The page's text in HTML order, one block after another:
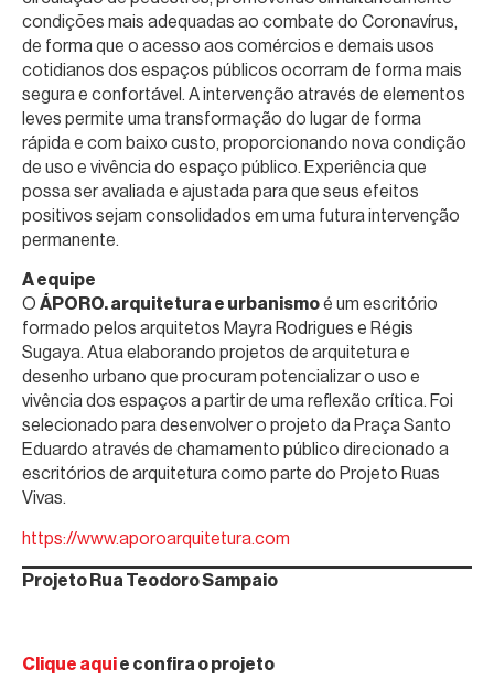
condições mais adequadas ao combate do Coronavírus,
de forma que o acesso aos comércios e demais usos
cotidianos dos espaços públicos ocorram de forma mais
segura e confortável. A intervenção através de elementos
leves permite uma transformação do lugar de forma
rápida e com baixo custo, proporcionando nova condição
de uso e vivência do espaço público. Experiência que
possa ser avaliada e ajustada para que seus efeitos
positivos sejam consolidados em uma futura intervenção
permanente.
A equipe
O ÁPORO. arquitetura e urbanismoé um escritório
formado pelos arquitetos Mayra Rodrigues e Régis
Sugaya. Atua elaborando projetos de arquitetura e
desenho urbano que procuram potencializar o uso e
vivência dos espaços a partir de uma reflexão crítica. Foi
selecionado para desenvolver o projeto da Praça Santo
Eduardo através de chamamento público direcionado a
escritórios de arquitetura como parte do Projeto Ruas
Vivas.
https://www.aporoarquitetura.com
Projeto Rua Teodoro Sampaio
Clique aquie confira o projeto